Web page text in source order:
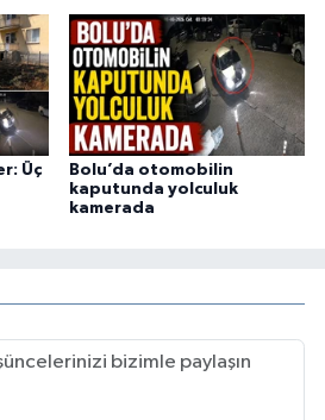
Üç
Bolu’da otomobilin
kaputunda yolculuk
kamerada